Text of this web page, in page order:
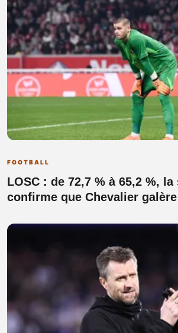
FOOTBALL
LOSC : de 72,7 % à 65,2 %,
confirme que Chevalier galère